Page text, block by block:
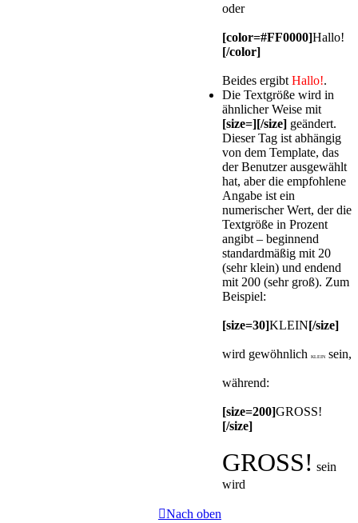
oder
[color=#FF0000]Hallo!
[/color]
Beides ergibt Hallo!.
Die Textgröße wird in
ähnlicher Weise mit
[size=][/size] geändert.
Dieser Tag ist abhängig
von dem Template, das
der Benutzer ausgewählt
hat, aber die empfohlene
Angabe ist ein
numerischer Wert, der die
Textgröße in Prozent
angibt – beginnend
standardmäßig mit 20
(sehr klein) und endend
mit 200 (sehr groß). Zum
Beispiel:
[size=30]KLEIN[/size]
wird gewöhnlich KLEIN sein,
während:
[size=200]GROSS!
[/size]
GROSS! sein
wird
Nach oben